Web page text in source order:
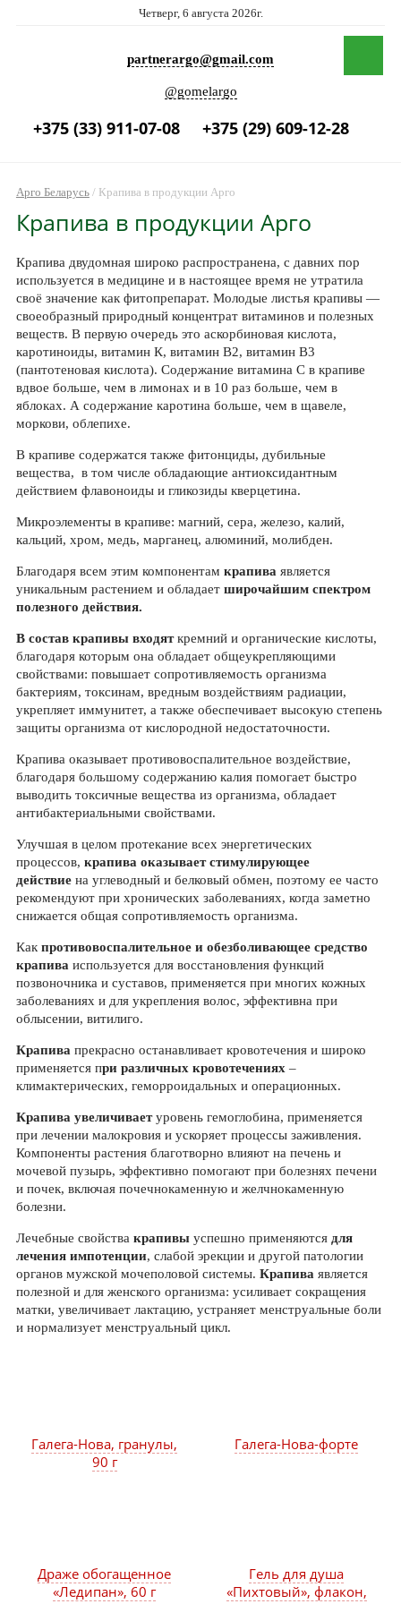
Четверг, 6 августа 2026г.
partnerargo@gmail.com
@gomelargo
+375 (33) 911-07-08 +375 (29) 609-12-28
Арго Беларусь/ Крапива в продукции Арго
Крапива в продукции Арго
Крапива двудомная широко распространена, с давних пор
используется в медицине и в настоящее время не утратила
своё значение как фитопрепарат. Молодые листья крапивы —
своеобразный природный концентрат витаминов и полезных
веществ. В первую очередь это аскорбиновая кислота,
каротиноиды, витамин К, витамин В2, витамин В3
(пантотеновая кислота). Содержание витамина С в крапиве
вдвое больше, чем в лимонах и в 10 раз больше, чем в
яблоках. А содержание каротина больше, чем в щавеле,
моркови, облепихе.
В крапиве содержатся также фитонциды, дубильные
вещества, в том числе обладающие антиоксидантным
действием флавоноиды и гликозиды кверцетина.
Микроэлементы в крапиве: магний, сера, железо, калий,
кальций, хром, медь, марганец, алюминий, молибден.
Благодаря всем этим компонентам крапива является
уникальным растением и обладает широчайшим спектром
полезного действия.
В состав крапивы входяткремний и органические кислоты,
благодаря которым она обладает общеукрепляющими
свойствами: повышает сопротивляемость организма
бактериям, токсинам, вредным воздействиям радиации,
укрепляет иммунитет, а также обеспечивает высокую степень
защиты организма от кислородной недостаточности.
Крапива оказывает противовоспалительное воздействие,
благодаря большому содержанию калия помогает быстро
выводить токсичные вещества из организма, обладает
антибактериальными свойствами.
Улучшая в целом протекание всех энергетических
процессов, крапива оказывает стимулирующее
действиена углеводный и белковый обмен, поэтому ее часто
рекомендуют при хронических заболеваниях, когда заметно
снижается общая сопротивляемость организма.
Как противовоспалительное и обезболивающее средство
крапива используется для восстановления функций
позвоночника и суставов, применяется при многих кожных
заболеваниях и для укрепления волос, эффективна при
облысении, витилиго.
Крапива прекрасно останавливает кровотечения и широко
применяется при различных кровотечениях –
климактерических, геморроидальных и операционных.
Крапива увеличиваетуровень гемоглобина, применяется
при лечении малокровия и ускоряет процессы заживления.
Компоненты растения благотворно влияют на печень и
мочевой пузырь, эффективно помогают при болезнях печени
и почек, включая почечнокаменную и желчнокаменную
болезни.
Лечебные свойства крапивыуспешно применяются для
лечения импотенции, слабой эрекции и другой патологии
органов мужской мочеполовой системы. Крапива является
полезной и для женского организма: усиливает сокращения
матки, увеличивает лактацию, устраняет менструальные боли
и нормализует менструальный цикл.
Галега-Нова, гранулы,
90 г
Галега-Нова-форте
Гель для душа
«Пихтовый», флакон,
Драже обогащенное
«Ледипан», 60 г